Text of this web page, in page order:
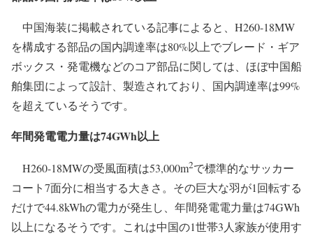
中国海装に掲載されている記事によると、H260-18MW
を構成する部品の国内調達率は80%以上でブレード・ギア
ボックス・発電機などのコア部品に関しては、ほぼ中国船
舶集団によって設計、製造されており、国内調達率は99%
を超えているそうです。
年間発電電力量は74GWh以上
H260-18MWの受風面積は53,000m2で標準的なサッカー
コート7面分に相当する大きさ。その巨大な羽が1回転する
だけで44.8kWhの電力が発生し、年間発電電力量は74GWh
以上になるそうです。これは中国の1世帯3人家族が使用す